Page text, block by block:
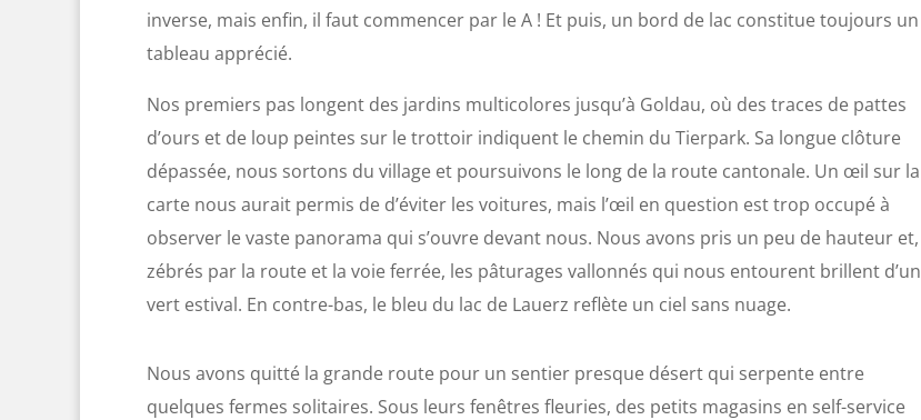
inverse, mais enfin, il faut commencer par le A ! Et puis, un bord de lac constitue toujours un
tableau apprécié.
Nos premiers pas longent des jardins multicolores jusqu’à Goldau, où des traces de pattes
d’ours et de loup peintes sur le trottoir indiquent le chemin du Tierpark. Sa longue clôture
dépassée, nous sortons du village et poursuivons le long de la route cantonale. Un œil sur la
carte nous aurait permis de d’éviter les voitures, mais l’œil en question est trop occupé à
observer le vaste panorama qui s’ouvre devant nous. Nous avons pris un peu de hauteur et,
zébrés par la route et la voie ferrée, les pâturages vallonnés qui nous entourent brillent d’un
vert estival. En contre-bas, le bleu du lac de Lauerz reflète un ciel sans nuage.
Nous avons quitté la grande route pour un sentier presque désert qui serpente entre
quelques fermes solitaires. Sous leurs fenêtres fleuries, des petits magasins en self-service